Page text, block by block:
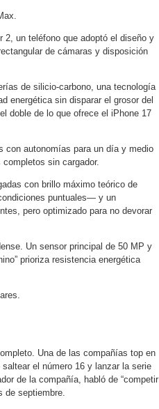
2, un teléfono que adoptó el diseño y
de cámaras y disposición
de silicio-carbono, una tecnología
energética sin disparar el grosor del
doble de lo que ofrece el iPhone 17
con autonomías para un día y medio
sin cargador.
con brillo máximo teórico de
puntuales— y un
pero optimizado para no devorar
Un sensor principal de 50 MP y
prioriza resistencia energética
Una de las compañías top en
el número 16 y lanzar la serie
de la compañía, habló de “competir
de septiembre.